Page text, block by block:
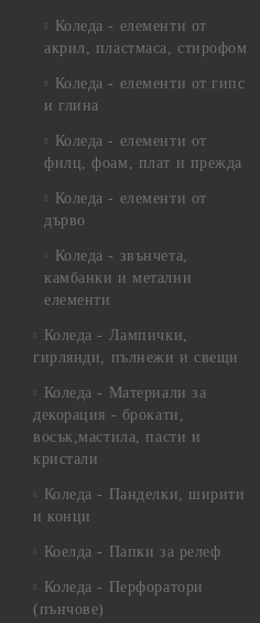
Коледа - елементи от
акрил, пластмаса, стирофом
Коледа - елементи от гипс
и глина
Коледа - елементи от
филц, фоам, плат и прежда
Коледа - елементи от
дърво
Коледа - звънчета,
камбанки и метални
елементи
Коледа - Лампички,
гирлянди, пълнежи и свещи
Коледа - Материали за
декорация - брокати,
восък,мастила, пасти и
кристали
Коледа - Панделки, ширити
и конци
Коелда - Папки за релеф
Коледа - Перфоратори
(пънчове)